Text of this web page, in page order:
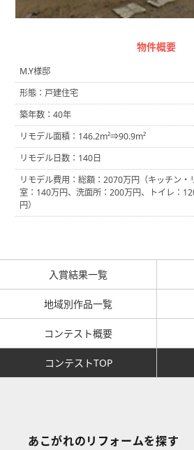
入賞結果一覧
地域別作品一覧
コンテスト概要
コンテストTOP
物件概要
M.Y様邸
形態：戸建住宅
築年数：40年
リモデル面積：146.2m²⇒90.9m²
リモデル日数：140日
リモデル費用：総額：2070万円（キッチン
室：140万円、洗面所：200万円、トイレ：
円）
あこがれのリフォームを探す